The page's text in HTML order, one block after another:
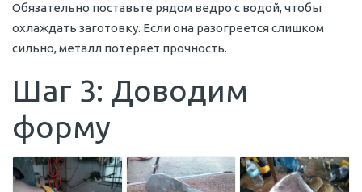
Обязательно поставьте рядом ведро с водой, чтобы
охлаждать заготовку. Если она разогреется слишком
сильно, металл потеряет прочность.
Шаг 3: Доводим
форму